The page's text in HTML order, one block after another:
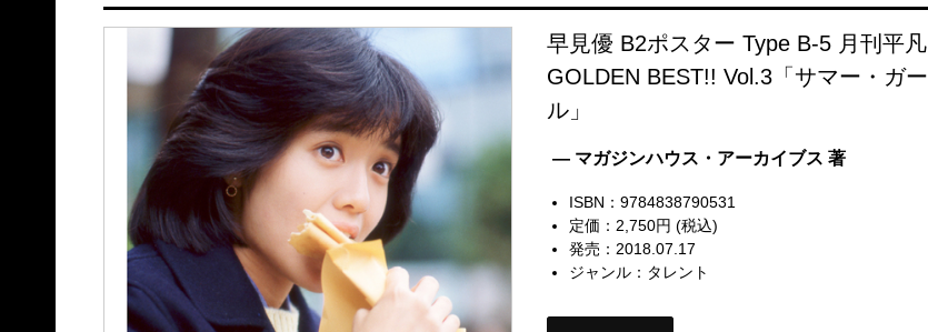
早見優 B2ポスター Type B-5 月刊平凡
GOLDEN BEST!! Vol.3「サマー・ガー
ル」
— マガジンハウス・アーカイブス 著
ISBN：9784838790531
定価：2,750円 (税込)
発売：2018.07.17
ジャンル： タレント